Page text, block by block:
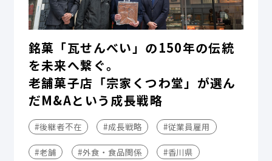
銘菓「瓦せんべい」の150年の伝統
を未来へ繋ぐ。
老舗菓子店「宗家くつわ堂」が選ん
だM&Aという成長戦略
#後継者不在 #成長戦略 #従業員雇用
#老舗 #外食・食品関係 #香川県